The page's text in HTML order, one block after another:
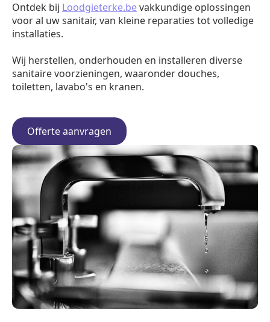
Ontdek bij Loodgieterke.bevakkundige oplossingen
voor al uw sanitair, van kleine reparaties tot volledige
installaties.
Wij herstellen, onderhouden en installeren diverse
sanitaire voorzieningen, waaronder douches,
toiletten, lavabo's en kranen.
Offerte aanvragen